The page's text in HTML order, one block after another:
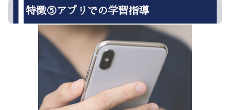
特徴⑤アプリでの学習指導